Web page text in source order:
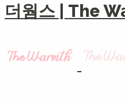
더웜스 | The